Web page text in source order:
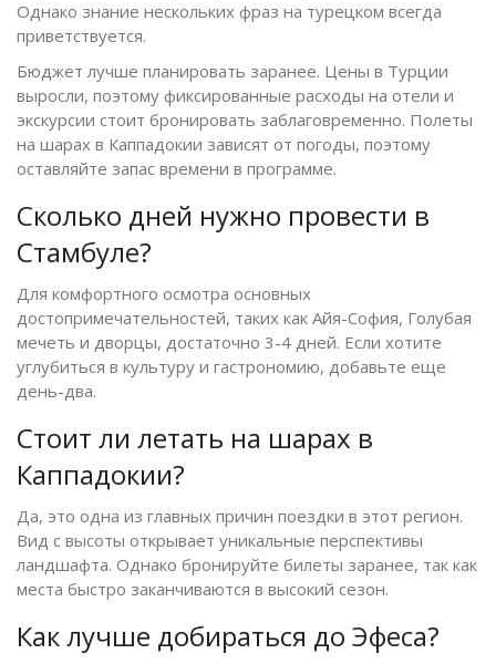
Однако знание нескольких фраз на турецком всегда
приветствуется.
Бюджет лучше планировать заранее. Цены в Турции
выросли, поэтому фиксированные расходы на отели и
экскурсии стоит бронировать заблаговременно. Полеты
на шарах в Каппадокии зависят от погоды, поэтому
оставляйте запас времени в программе.
Сколько дней нужно провести в
Стамбуле?
Для комфортного осмотра основных
достопримечательностей, таких как Айя-София, Голубая
мечеть и дворцы, достаточно 3-4 дней. Если хотите
углубиться в культуру и гастрономию, добавьте еще
день-два.
Стоит ли летать на шарах в
Каппадокии?
Да, это одна из главных причин поездки в этот регион.
Вид с высоты открывает уникальные перспективы
ландшафта. Однако бронируйте билеты заранее, так как
места быстро заканчиваются в высокий сезон.
Как лучше добираться до Эфеса?